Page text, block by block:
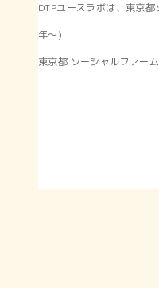
DTPユースラボは、東京
年〜)
東京都 ソーシャルファー